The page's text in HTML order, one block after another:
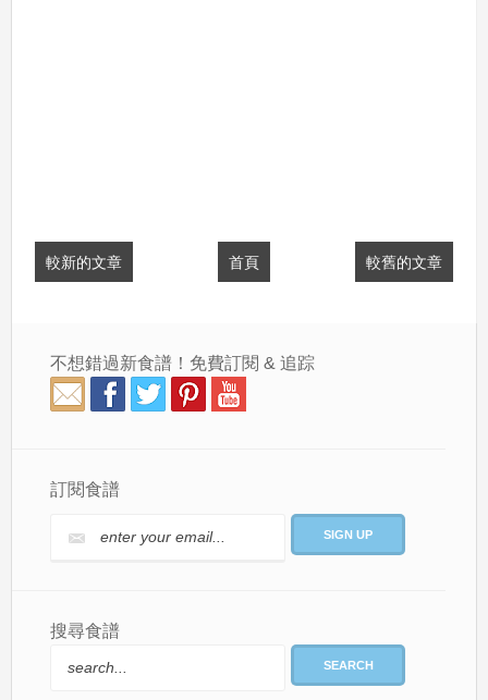
較新的文章 較舊的文章
首頁
不想錯過新食譜！免費訂閱 & 追踪
訂閱食譜
搜尋食譜
SEARCH